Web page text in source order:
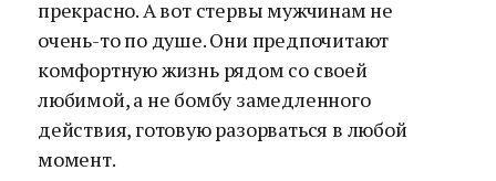
прекрасно. А вот стервы мужчинам не
очень-то по душе. Они предпочитают
комфортную жизнь рядом со своей
любимой, а не бомбу замедленного
действия, готовую разорваться в любой
момент.